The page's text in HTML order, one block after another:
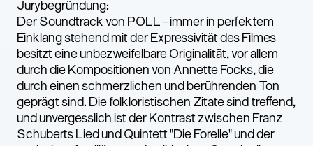
Jurybegründung:
Der Soundtrack von POLL - immer in perfektem
Einklang stehend mit der Expressivität des Filmes
besitzt eine unbezweifelbare Originalität, vor allem
durch die Kompositionen von Annette Focks, die
durch einen schmerzlichen und berührenden Ton
geprägt sind. Die folkloristischen Zitate sind treffend,
und unvergesslich ist der Kontrast zwischen Franz
Schuberts Lied und Quintett "Die Forelle" und der